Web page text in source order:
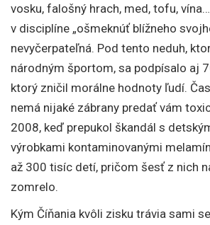
vosku, falošný hrach, med, tofu,
v disciplíne „ošmeknúť blížneho
nevyčerpateľná. Pod tento neduh,
národným športom, sa podpísalo aj
ktorý zničil morálne hodnoty ľudí.
nemá nijaké zábrany predať vám
2008, keď prepukol škandál s
výrobkami kontaminovanými
až 300 tisíc detí, pričom šesť z nich
zomrelo.
Kým Číňania kvôli zisku trávia sami